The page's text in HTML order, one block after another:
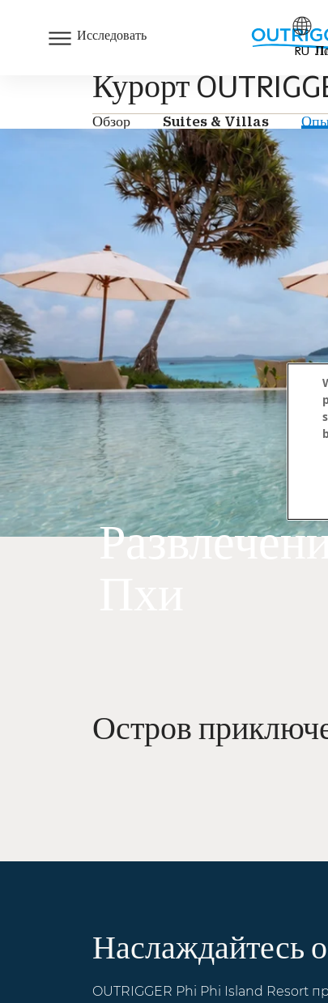
Исследовать
RU
Курорт
Обзор Suites & Villas
Остров
Наслаждайтесь
OUTRIGGER Phi Phi Island Resort